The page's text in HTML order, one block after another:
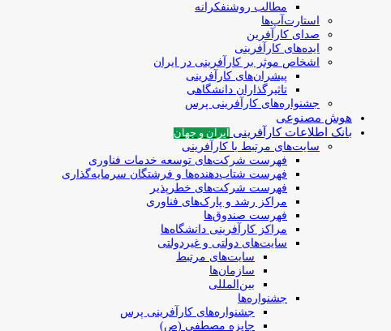
مطالب روشنفکرانه
استارت‌آپ‌ها
صدای کارآفرین
ایده‌های کارآفرینی
اشخاص موثر بر کارآفرینی در ایران
پیشران‌های کارآفرینی
تاثیرگذاران دانشگاهی
جشنواره‌های کارآفرینی‌ پرس
هوش مصنوعی
بانک اطلاعات کارآفرینی
ایران و جهان
سایت‌های مرتبط با کارآفرینی
فهرست شرکت‌های‌‌ توسعه‌ خدمات فناوری
فهرست شتاب‌دهنده‌ها‌ و فرشتگان‌ سرمایه‌گذاری
فهرست شرکت‌های خطرپذیر
مراکز رشد و پارک‌های فناوری
فهرست صندوق‌ها
مراکز کارآفرینی دانشگاه‌ها
سایت‌های دولتی و غیردولتی
سایت‌های مرتبط
سازمان‌ها
بین‌المللی
جشنواره‌ها
جشنواره‌های کارآفرینی‌ پرس
جایزه مصطفی (ص)